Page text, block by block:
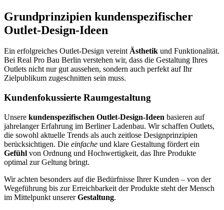
Grundprinzipien kundenspezifischer
Outlet-Design-Ideen
Ein erfolgreiches Outlet-Design vereintÄsthetik und Funktionalität.
Bei Real Pro Bau Berlin verstehen wir, dass die Gestaltung Ihres
Outlets nicht nur gut aussehen, sondern auch perfekt auf Ihr
Zielpublikum zugeschnitten sein muss.
Kundenfokussierte Raumgestaltung
Unsere kundenspezifischen Outlet-Design-Ideen basieren auf
jahrelanger Erfahrung im Berliner Ladenbau. Wir schaffen Outlets,
die sowohl aktuelle Trends als auch zeitlose Designprinzipien
berücksichtigen. Die einfache und klare Gestaltung fördert ein
Gefühl von Ordnung und Hochwertigkeit, das Ihre Produkte
optimal zur Geltung bringt.
Wir achten besonders auf die Bedürfnisse Ihrer Kunden – von der
Wegeführung bis zur Erreichbarkeit der Produkte steht der Mensch
im Mittelpunkt unsererGestaltung.